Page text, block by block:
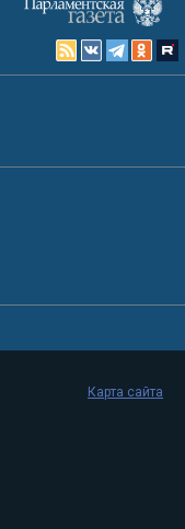
Карта сайта